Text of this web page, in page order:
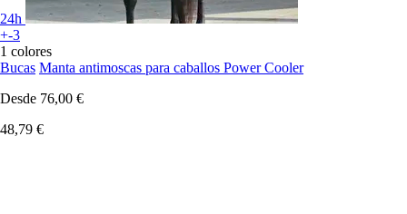
24h
+-3
1 colores
Bucas Manta antimoscas para caballos Power Cooler
Desde 76,00 €
48,79 €